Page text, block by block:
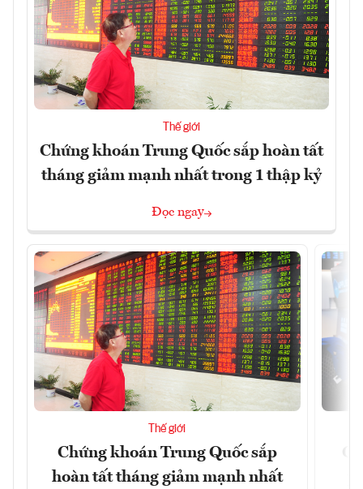
Thế giới
Chứng khoán Trung Quốc sắp hoàn tất
tháng giảm mạnh nhất trong 1 thập kỷ
Đọc ngay
Thế giới
Chứng khoán Trung Quốc sắp
hoàn tất tháng giảm mạnh nhất